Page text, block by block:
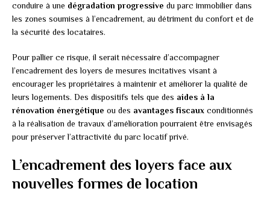
conduire à une dégradation progressive du parc immobilier dans
les zones soumises à l’encadrement, au détriment du confort et de
la sécurité des locataires.
Pour pallier ce risque, il serait nécessaire d’accompagner
l’encadrement des loyers de mesures incitatives visant à
encourager les propriétaires à maintenir et améliorer la qualité de
leurs logements. Des dispositifs tels que des aides à la
rénovation énergétique ou des avantages fiscaux conditionnés
à la réalisation de travaux d’amélioration pourraient être envisagés
pour préserver l’attractivité du parc locatif privé.
L’encadrement des loyers face aux
nouvelles formes de location